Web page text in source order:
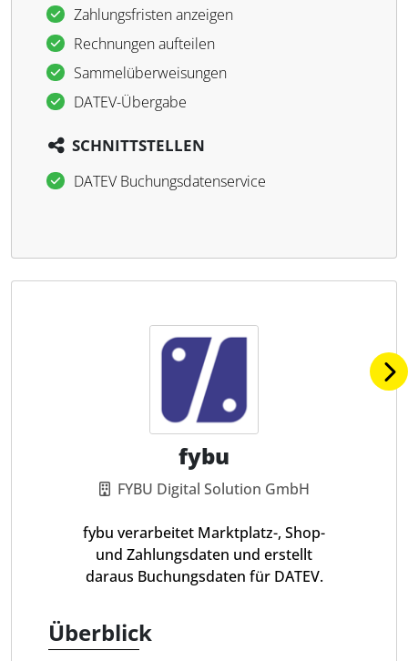
Zahlungsfristen anzeigen
Rechnungen aufteilen
Sammelüberweisungen
DATEV-Übergabe
SCHNITTSTELLEN
DATEV Buchungsdatenservice
fybu
FYBU Digital Solution GmbH
fybu verarbeitet Marktplatz-, Shop-
und Zahlungsdaten und erstellt
daraus Buchungsdaten für DATEV.
Überblick